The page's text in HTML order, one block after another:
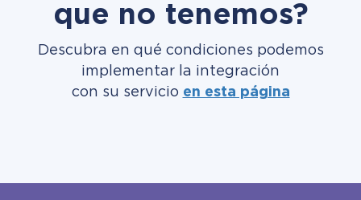
que no tenemos?
Descubra en qué condiciones podemos
implementar la integración
con su servicio en esta página